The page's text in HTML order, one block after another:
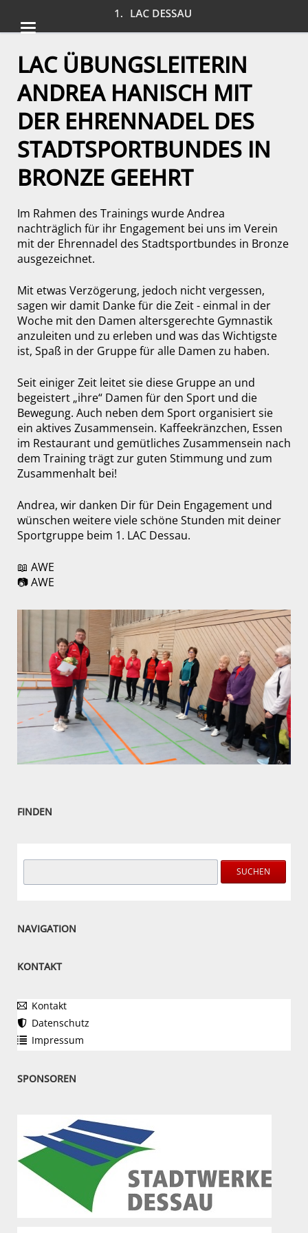
LAC ÜBUNGSLEITERIN
ANDREA HANISCH MIT
DER EHRENNADEL DES
STADTSPORTBUNDES IN
BRONZE GEEHRT
Im Rahmen des Trainings wurde Andrea
nachträglich für ihr Engagement bei uns im Verein
mit der Ehrennadel des Stadtsportbundes in Bronze
ausgezeichnet.
Mit etwas Verzögerung, jedoch nicht vergessen,
sagen wir damit Danke für die Zeit - einmal in der
Woche mit den Damen altersgerechte Gymnastik
anzuleiten und zu erleben und was das Wichtigste
ist, Spaß in der Gruppe für alle Damen zu haben.
Seit einiger Zeit leitet sie diese Gruppe an und
begeistert „ihre“ Damen für den Sport und die
Bewegung. Auch neben dem Sport organisiert sie
ein aktives Zusammensein. Kaffeekränzchen, Essen
im Restaurant und gemütliches Zusammensein nach
dem Training trägt zur guten Stimmung und zum
Zusammenhalt bei!
Andrea, wir danken Dir für Dein Engagement und
wünschen weitere viele schöne Stunden mit deiner
Sportgruppe beim 1. LAC Dessau.
📖 AWE
📷 AWE
FINDEN
Suchbegriffe SUCHEN
NAVIGATION
KONTAKT
Kontakt
Datenschutz
Impressum
SPONSOREN